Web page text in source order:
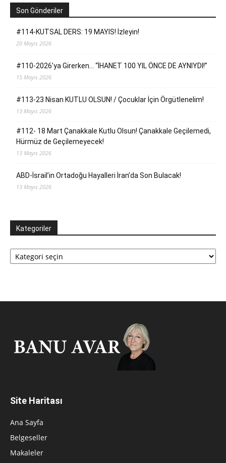
Son Gönderiler
#114-KUTSAL DERS: 19 MAYIS! İzleyin!
20 Mayıs 2026
#110-2026’ya Girerken… “İHANET 100 YIL ÖNCE DE AYNIYDI!”
15 Mayıs 2026
#113-23 Nisan KUTLU OLSUN! / Çocuklar İçin Örgütlenelim!
13 Mayıs 2026
#112- 18 Mart Çanakkale Kutlu Olsun! Çanakkale Geçilemedi,
Hürmüz de Geçilemeyecek!
13 Mayıs 2026
ABD-İsrail’in Ortadoğu Hayalleri İran’da Son Bulacak!
13 Mayıs 2026
Kategoriler
Kategoriler
Site Haritası
Ana Sayfa
Belgeseller
Makaleler